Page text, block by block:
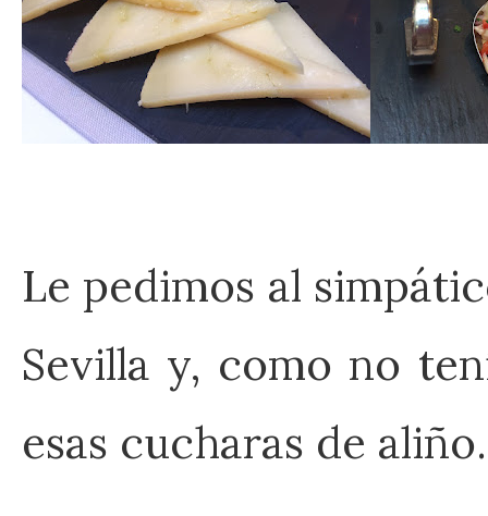
Le pedimos al
Sevilla y, como no
esas cucharas de